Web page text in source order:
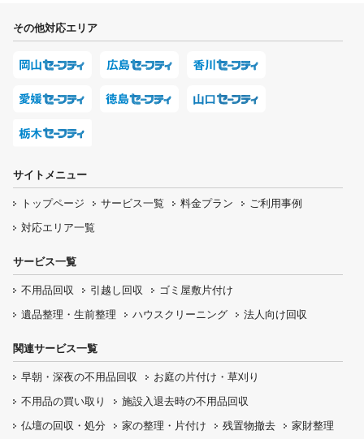
その他対応エリア
サイトメニュー
トップページ サービス一覧 料金プラン
ご利用事例
対応エリア一覧
サービス一覧
不用品回収 引越し回収
ゴミ屋敷片付け
遺品整理・生前整理
ハウスクリーニング 法人向け回収
関連サービス一覧
早朝・深夜の不用品回収 お庭の片付け・ 草刈り
不用品の買い取り 施設入退去時の不用品回収
仏壇の回収・処分 家の整理・片付け 残置物撤去 家財整理